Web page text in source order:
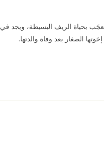
بحياة الريف البسيطة، ويجد في
الصغار بعد وفاة والدتها.